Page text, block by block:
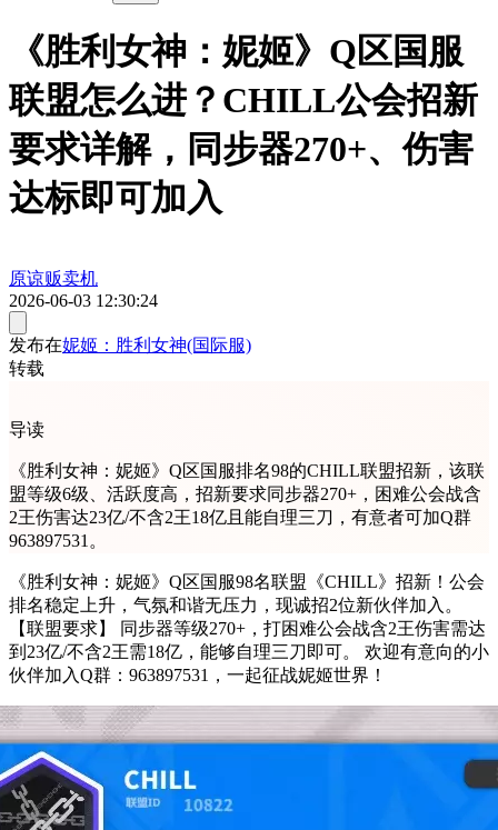
《胜利女神：妮姬》Q区国服
联盟怎么进？CHILL公会招新
要求详解，同步器270+、伤害
达标即可加入
原谅贩卖机
2026-06-03 12:30:24
发布在妮姬：胜利女神(国际服)
转载
导读
《胜利女神：妮姬》Q区国服排名98的CHILL联盟招新，该联
盟等级6级、活跃度高，招新要求同步器270+，困难公会战含
2王伤害达23亿/不含2王18亿且能自理三刀，有意者可加Q群
963897531。
《胜利女神：妮姬》Q区国服98名联盟《CHILL》招新！公会
排名稳定上升，气氛和谐无压力，现诚招2位新伙伴加入。
【联盟要求】 同步器等级270+，打困难公会战含2王伤害需达
到23亿/不含2王需18亿，能够自理三刀即可。 欢迎有意向的小
伙伴加入Q群：963897531，一起征战妮姬世界！